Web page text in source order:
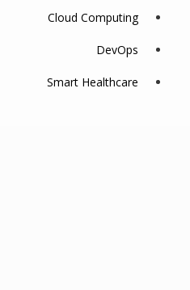
Cloud Computing
DevOps
Smart Healthcare